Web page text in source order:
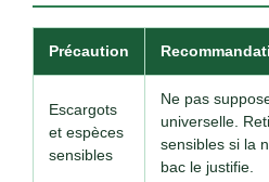
Précaution
Escargots
et espèces
sensibles
Ne pas
universelle.
sensibles si la
bac le justifie.